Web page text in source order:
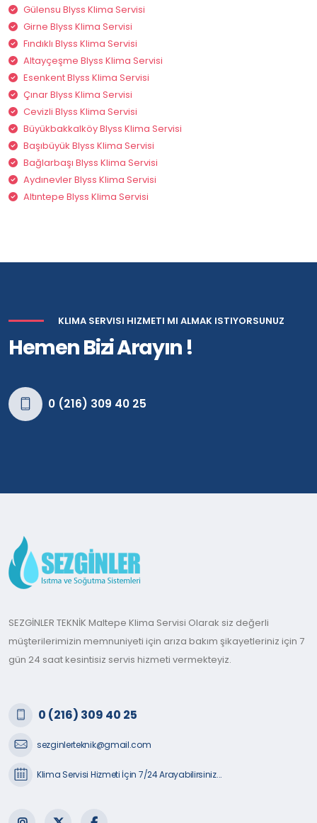
Gülensu Blyss Klima Servisi
Girne Blyss Klima Servisi
Fındıklı Blyss Klima Servisi
Altayçeşme Blyss Klima Servisi
Esenkent Blyss Klima Servisi
Çınar Blyss Klima Servisi
Cevizli Blyss Klima Servisi
Büyükbakkalköy Blyss Klima Servisi
Başıbüyük Blyss Klima Servisi
Bağlarbaşı Blyss Klima Servisi
Aydınevler Blyss Klima Servisi
Altıntepe Blyss Klima Servisi
KLIMA SERVISI HIZMETI MI ALMAK ISTIYORSUNUZ
Hemen Bizi Arayın !
0 (216) 309 40 25
SEZGİNLER TEKNİK Maltepe Klima Servisi Olarak siz değerli
müşterilerimizin memnuniyeti için arıza bakım şikayetleriniz için 7
gün 24 saat kesintisiz servis hizmeti vermekteyiz.
0 (216) 309 40 25
sezginlerteknik@gmail.com
Klima Servisi Hizmeti İçin 7/24 Arayabilirsiniz...